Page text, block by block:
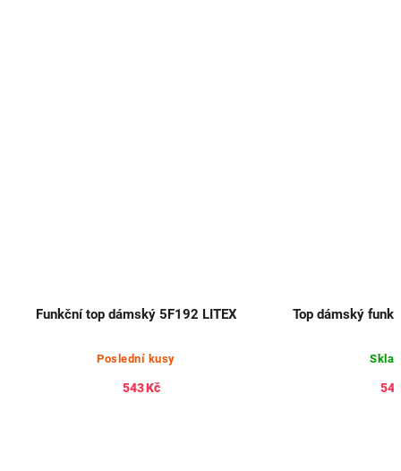
Funkční top dámský 5F192 LITEX
Poslední kusy
543 Kč
Top dámský